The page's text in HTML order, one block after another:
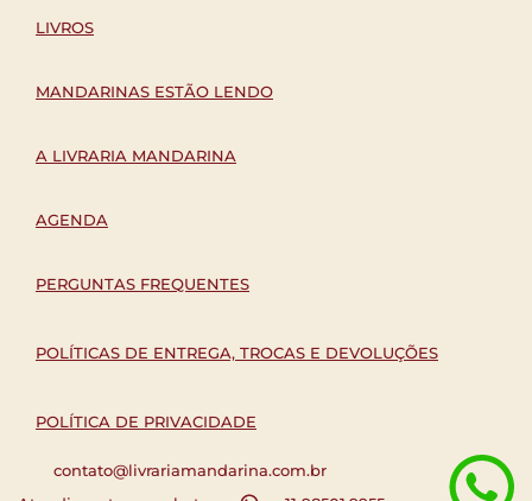
LIVROS
MANDARINAS ESTÃO LENDO
A LIVRARIA MANDARINA
AGENDA
PERGUNTAS FREQUENTES
POLÍTICAS DE ENTREGA, TROCAS E DEVOLUÇÕES
POLÍTICA DE PRIVACIDADE
contato@livrariamandarina.com.br